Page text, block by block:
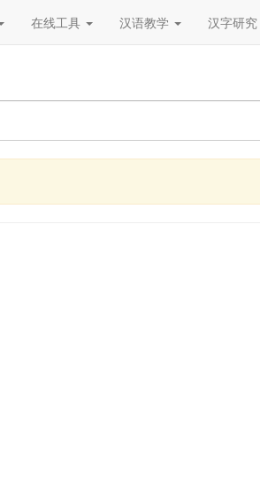
在线工具 汉语教学 汉字研究